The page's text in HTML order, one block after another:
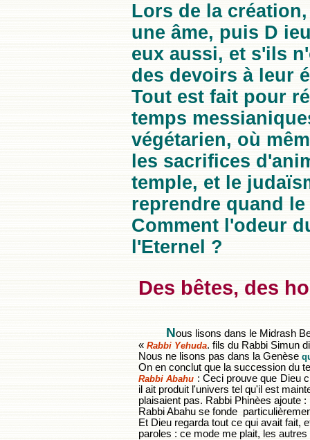
Lors de la
une âme, puis D
eux aussi, et s'ils
des devoirs à leur
Tout est fait pour
temps
végétarien, où
les sacrifices
temple, et le
reprendre quand
Comment l'odeur
l'Eternel ?
Des bêtes, des
Nous lisons dans le Midrash
« Rabbi Yehuda. fils du Rabbi Simun
Nous ne lisons pas dans la Genèse
On en conclut que la succession du
Rabbi Abahu : Ceci prouve que Dieu
il ait produit l'univers tel qu'il est
plaisaient pas. Rabbi Phinèes ajoute :
Rabbi Abahu se fonde
Et Dieu regarda tout ce qui avait fait,
paroles : ce mode me plait, les